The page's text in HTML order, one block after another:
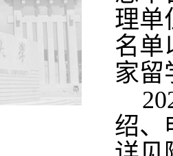
理单
名单
家留
绍、